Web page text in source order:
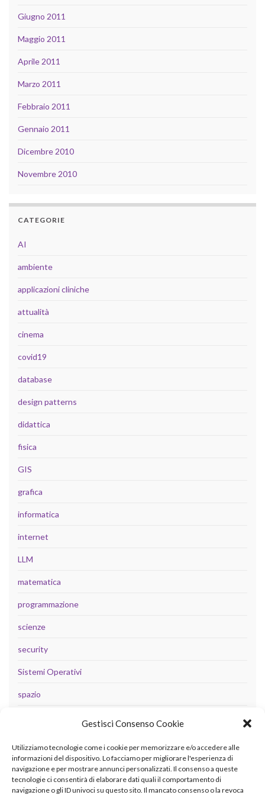
Gestisci Consenso Cookie
Utilizziamo tecnologie come i cookie per memorizzare e/o accedere alle
informazioni del dispositivo. Lo facciamo per migliorare l'esperienza di
navigazione e per mostrare annunci personalizzati. Il consenso a queste
tecnologie ci consentirà di elaborare dati quali il comportamento di
navigazione o gli ID univoci su questo sito. Il mancato consenso o la revoca
Giugno 2011
Maggio 2011
Aprile 2011
Marzo 2011
Febbraio 2011
Gennaio 2011
Dicembre 2010
Novembre 2010
CATEGORIE
AI
ambiente
applicazioni cliniche
attualità
cinema
covid19
database
design patterns
didattica
fisica
GIS
grafica
informatica
internet
LLM
matematica
programmazione
scienze
security
Sistemi Operativi
spazio
META